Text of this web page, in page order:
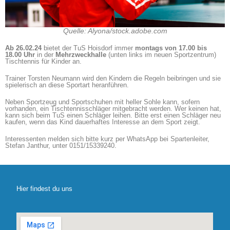
Quelle: Alyona/stock.adobe.com
Ab 26.02.24 bietet der TuS Hoisdorf immer montags von 17.00 bis
18.00 Uhr in der Mehrzweckhalle (unten links im neuen Sportzentrum)
Tischtennis für Kinder an.
Trainer Torsten Neumann wird den Kindern die Regeln beibringen und sie
spielerisch an diese Sportart heranführen.
Neben Sportzeug und Sportschuhen mit heller Sohle kann, sofern
vorhanden, ein Tischtennisschläger mitgebracht werden. Wer keinen hat,
kann sich beim TuS einen Schläger leihen. Bitte erst einen Schläger neu
kaufen, wenn das Kind dauerhaftes Interesse an dem Sport zeigt.
Interessenten melden sich bitte kurz per WhatsApp bei Spartenleiter,
Stefan Janthur, unter 0151/15339240.
Hier findest du uns